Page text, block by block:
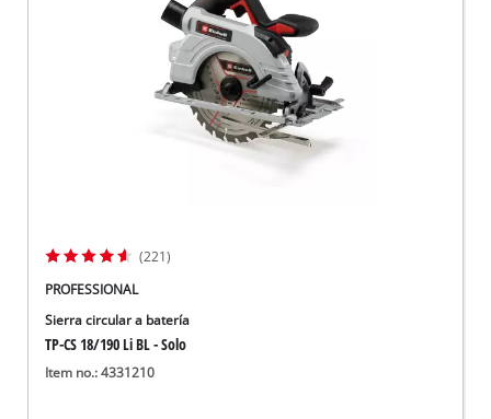
(221)
PROFESSIONAL
Sierra circular a batería
TP-CS 18/190 Li BL - Solo
Item no.: 4331210